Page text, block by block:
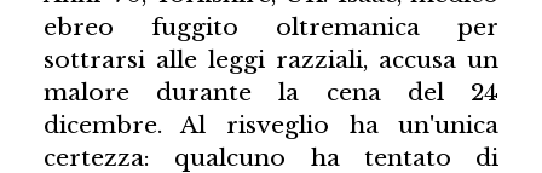
ebreo fuggito oltremanica per
sottrarsi alle leggi razziali, accusa un
malore durante la cena del 24
dicembre. Al risveglio ha un'unica
certezza: qualcuno ha tentato di